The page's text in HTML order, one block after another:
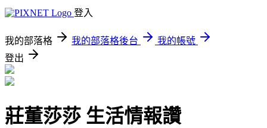
登入
我的部落格 我的部落格後台
我的帳號
登出
莊董莎莎 生活情報讚